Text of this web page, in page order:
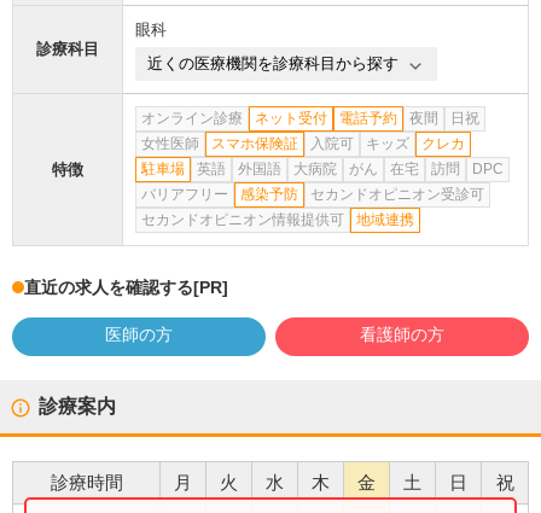
診療科目
眼科
近くの医療機関を診療科目から探す
特徴
オンライン診療 ネット受付 電話予約 夜間
日祝
女性医師
スマホ保険証 入院可 キッズ
クレカ
駐車場
英語 外国語 大病院 がん 在宅 訪問
DPC
バリアフリー
感染予防
セカンドオピニオン受診可
セカンドオピニオン情報提供可
地域連携
直近の求人を確認する[PR]
医師の方 看護師の方
診療案内
診療時間 月 火 水 木 金 土 日 祝